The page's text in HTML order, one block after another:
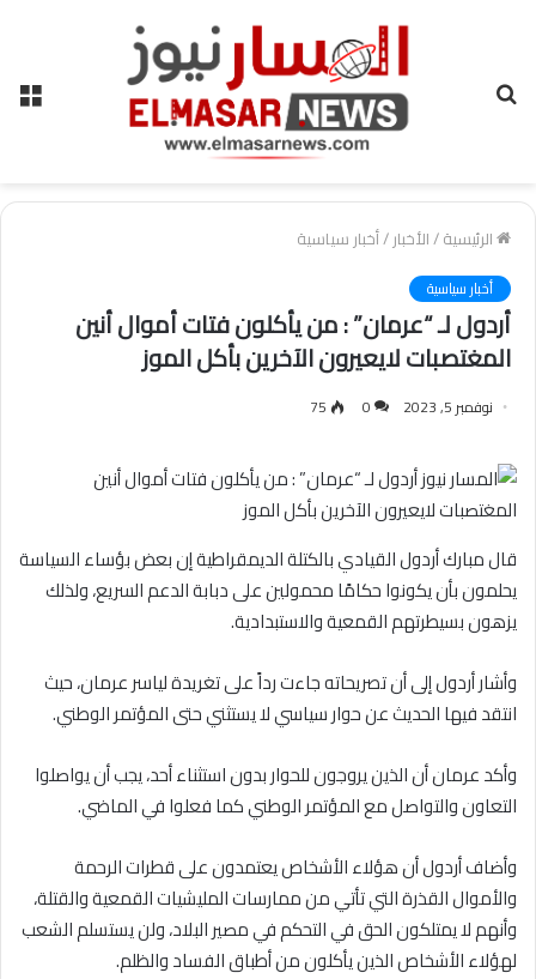
الرئيسية/الأخبار/أخبار سياسية
أخبار سياسية
أردول لـ “عرمان” : من يأكلون فتات أموال أنين
المغتصبات لايعيرون الآخرين بأكل الموز
نوفمبر 5, 2023 0
75
قال مبارك أردول القيادي بالكتلة الديمقراطية إن بعض بؤساء السياسة
يحلمون بأن يكونوا حكامًا محمولين على دبابة الدعم السريع، ولذلك
يزهون بسيطرتهم القمعية والاستبدادية.
وأشار أردول إلى أن تصريحاته جاءت رداً على تغريدة لياسر عرمان، حيث
انتقد فيها الحديث عن حوار سياسي لا يستثني حتى المؤتمر الوطني.
وأكد عرمان أن الذين يروجون للحوار بدون استثناء أحد، يجب أن يواصلوا
التعاون والتواصل مع المؤتمر الوطني كما فعلوا في الماضي.
وأضاف أردول أن هؤلاء الأشخاص يعتمدون على قطرات الرحمة
والأموال القذرة التي تأتي من ممارسات المليشيات القمعية والقتلة،
وأنهم لا يمتلكون الحق في التحكم في مصير البلاد، ولن يستسلم الشعب
لهؤلاء الأشخاص الذين يأكلون من أطباق الفساد والظلم.